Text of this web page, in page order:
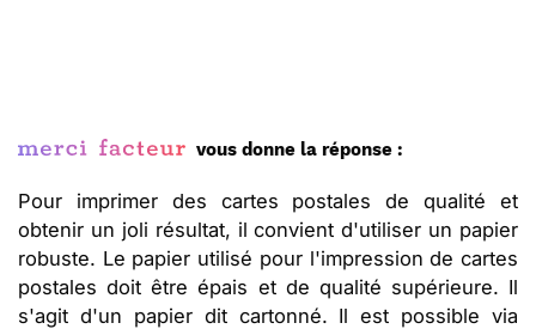
vous donne la réponse :
Pour imprimer des cartes postales de qualité et
obtenir un joli résultat, il convient d'utiliser un papier
robuste. Le papier utilisé pour l'impression de cartes
postales doit être épais et de qualité supérieure. Il
s'agit d'un papier dit cartonné. Il est possible via